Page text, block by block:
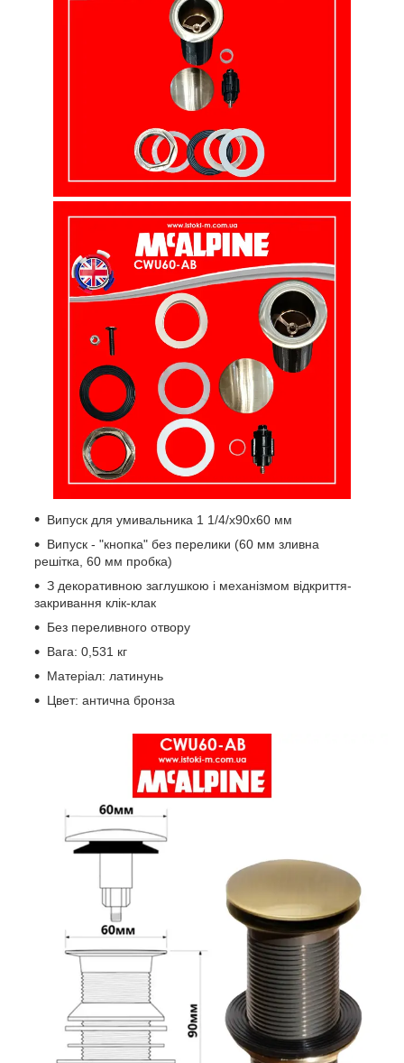
Випуск для умивальника 1 1/4/x90x60 мм
Випуск - "кнопка" без перелики (60 мм зливна
решітка, 60 мм пробка)
З декоративною заглушкою і механізмом відкриття-
закривання клік-клак
Без переливного отвору
Вага: 0,531 кг
Матеріал: латинунь
Цвет: антична бронза